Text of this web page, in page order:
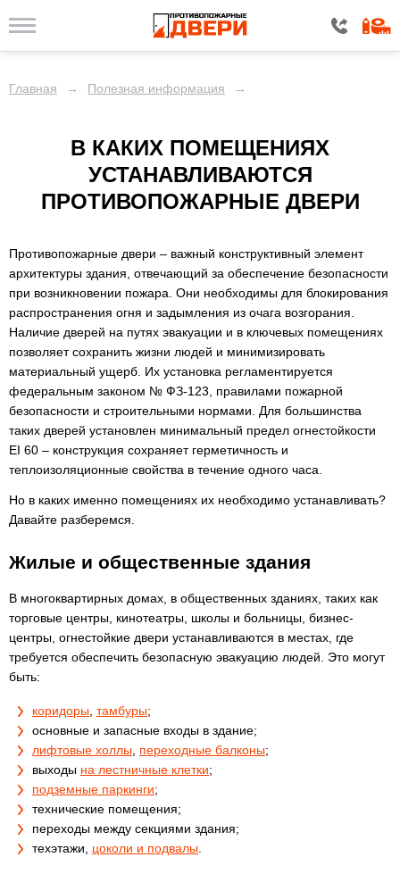
Главная → Полезная информация →
В КАКИХ ПОМЕЩЕНИЯХ
УСТАНАВЛИВАЮТСЯ
ПРОТИВОПОЖАРНЫЕ ДВЕРИ
Противопожарные двери – важный конструктивный элемент
архитектуры здания, отвечающий за обеспечение безопасности
при возникновении пожара. Они необходимы для блокирования
распространения огня и задымления из очага возгорания.
Наличие дверей на путях эвакуации и в ключевых помещениях
позволяет сохранить жизни людей и минимизировать
материальный ущерб. Их установка регламентируется
федеральным законом № ФЗ-123, правилами пожарной
безопасности и строительными нормами. Для большинства
таких дверей установлен минимальный предел огнестойкости
EI 60 – конструкция сохраняет герметичность и
теплоизоляционные свойства в течение одного часа.
Но в каких именно помещениях их необходимо устанавливать?
Давайте разберемся.
Жилые и общественные здания
В многоквартирных домах, в общественных зданиях, таких как
торговые центры, кинотеатры, школы и больницы, бизнес-
центры, огнестойкие двери устанавливаются в местах, где
требуется обеспечить безопасную эвакуацию людей. Это могут
быть:
коридоры тамбуры;
основные и запасные входы в здание;
лифтовые холлы переходные балконы;
выходы на лестничные клетки;
подземные паркинги;
технические помещения;
переходы между секциями здания;
техэтажи, цоколи и подвалы